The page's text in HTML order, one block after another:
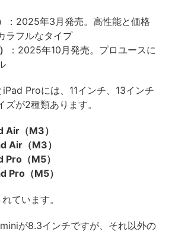
：2025年3月発売。高性能と価格
ラフルなタイプ
：2025年10月発売。プロユースに
Proには、11インチ、13インチ
ズが2種類あります。
Air（M3）
Air（M3）
Pro（M5）
Pro（M5）
ています。
が8.3インチですが、それ以外の